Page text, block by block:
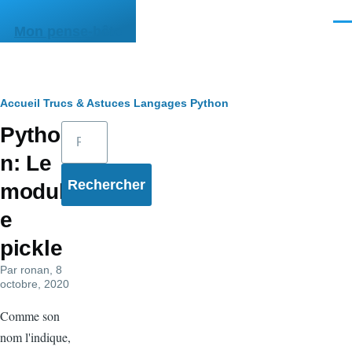
Mon pense-bête
Fil
d'Ariane
Accueil Trucs & Astuces Langages Python
Pytho
n: Le
modul
e
pickle
Par ronan , 8
octobre, 2020
Comme son
nom l'indique,